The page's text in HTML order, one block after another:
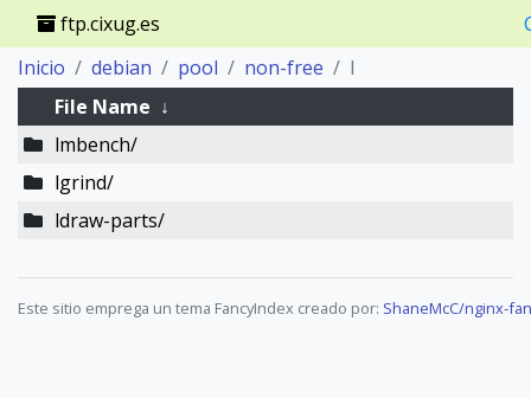
ftp.cixug.es
Inicio
debian pool non-free
l
File Name ↓
lmbench/
lgrind/
ldraw-parts/
Este sitio emprega un tema FancyIndex creado por: ShaneMcC/nginx-